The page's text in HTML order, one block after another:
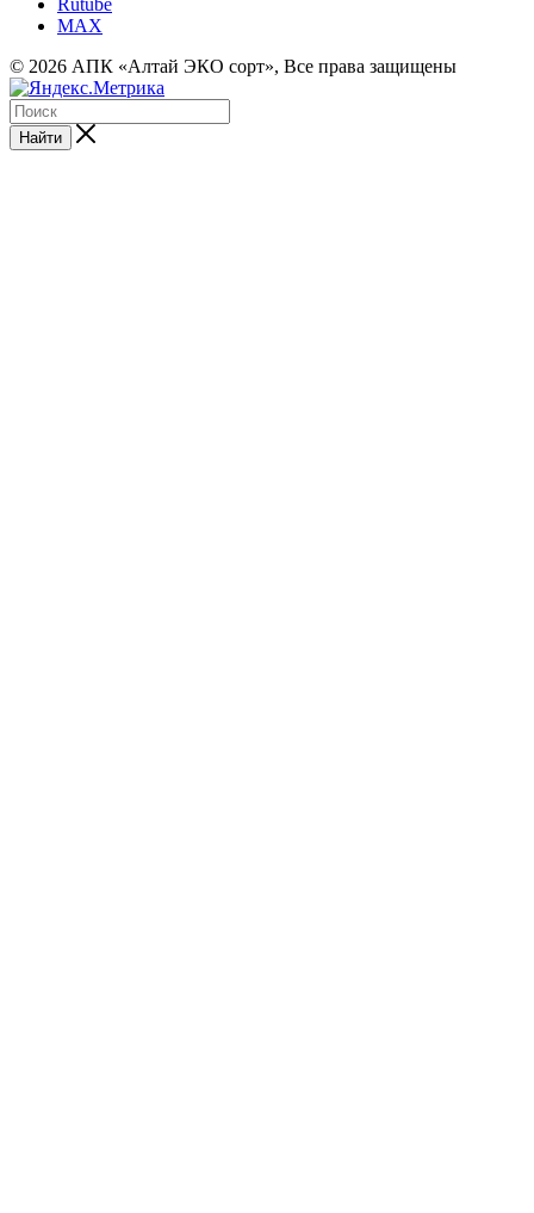
MAX
© 2026 АПК «Алтай ЭКО сорт», Все права защищены
Найти